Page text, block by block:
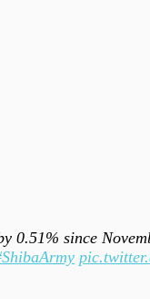
0.51% since